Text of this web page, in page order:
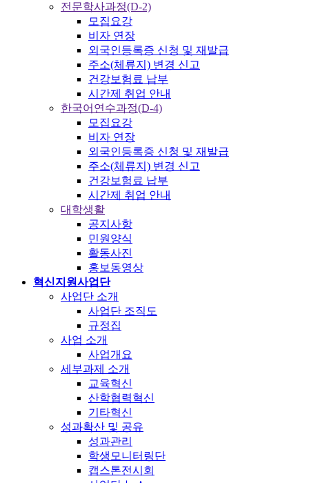
전문학사과정(D-2)
모집요강
비자 연장
외국인등록증 신청 및 재발급
주소(체류지) 변경 신고
건강보험료 납부
시간제 취업 안내
한국어연수과정(D-4)
모집요강
비자 연장
외국인등록증 신청 및 재발급
주소(체류지) 변경 신고
건강보험료 납부
시간제 취업 안내
대학생활
공지사항
민원양식
활동사진
홍보동영상
혁신지원사업단
사업단 소개
사업단 조직도
규정집
사업 소개
사업개요
세부과제 소개
교육혁신
산학협력혁신
기타혁신
성과확산 및 공유
성과관리
학생모니터링단
캡스톤전시회